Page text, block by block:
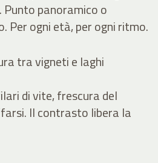
panoramico o
Per ogni età, per ogni ritmo.
tra vigneti e laghi
di vite, frescura del
Il contrasto libera la